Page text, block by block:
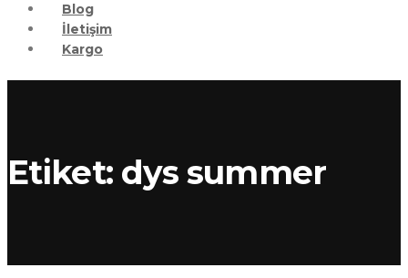
Blog
İletişim
Kargo
Etiket: dys summer